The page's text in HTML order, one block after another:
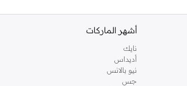
أشهر الماركات
نايك
أديداس
نيو بالانس
جس